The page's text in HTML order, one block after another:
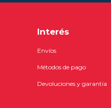
Interés
Envíos
Métodos de pago
Devoluciones y garantía